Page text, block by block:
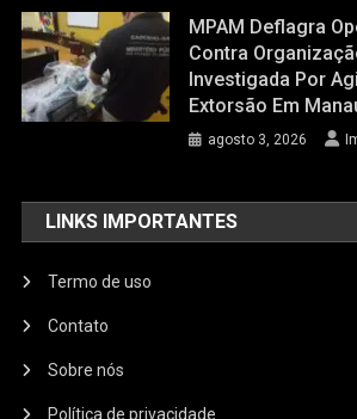
MPAM Deflagra
Contra
Investigada Por
Extorsão Em
agosto 3, 2026
LINKS IMPORTANTES
Termo de uso
Contato
Sobre nós
Política de privacidade